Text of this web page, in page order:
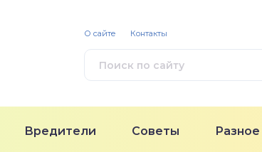
Вредители Советы Разное
О сайте Контакты